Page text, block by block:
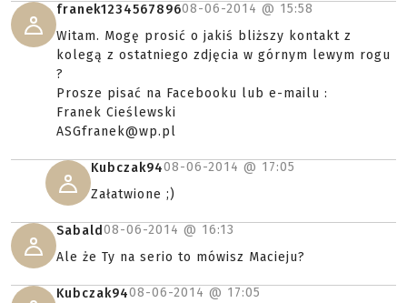
franek123456789608-06-2014 @ 15:58
Witam. Mogę prosić o jakiś bliższy kontakt z
kolegą z ostatniego zdjęcia w górnym lewym rogu
?
Prosze pisać na Facebooku lub e-mailu :
Franek Cieślewski
ASGfranek@wp.pl
Kubczak9408-06-2014 @ 17:05
Załatwione ;)
Sabald08-06-2014 @ 16:13
Ale że Ty na serio to mówisz Macieju?
Kubczak9408-06-2014 @ 17:05